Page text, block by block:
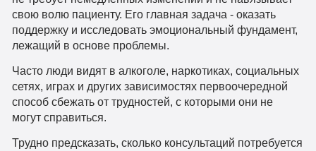
свою волю пациенту. Его главная задача - оказать
поддержку и исследовать эмоциональный фундамент,
лежащий в основе проблемы.
Часто люди видят в алкоголе, наркотиках, социальных
сетях, играх и других зависимостях первоочередной
способ сбежать от трудностей, с которыми они не
могут справиться.
Трудно предсказать, сколько консультаций потребуется